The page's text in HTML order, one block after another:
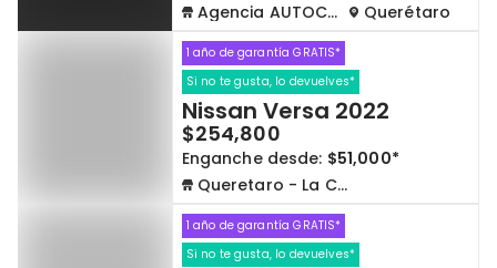
Agencia AUTOCOM
Querétaro
1 año de garantía GRATIS*
Si no te gusta, lo devuelves*
Nissan Versa 2022
$254,800
Enganche desde: $51,000*
Queretaro - La Capilla
1 año de garantía GRATIS*
Si no te gusta, lo devuelves*